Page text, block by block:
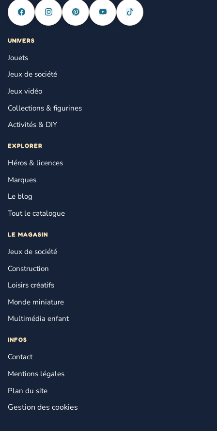
UNIVERS
Jouets
Jeux de société
Jeux vidéo
Collections & figurines
Activités & DIY
EXPLORER
Héros & licences
Marques
Le blog
Tout le catalogue
LE MAGASIN
Jeux de société
Construction
Loisirs créatifs
Monde miniature
Multimédia enfant
INFOS
Contact
Mentions légales
Plan du site
Gestion des cookies